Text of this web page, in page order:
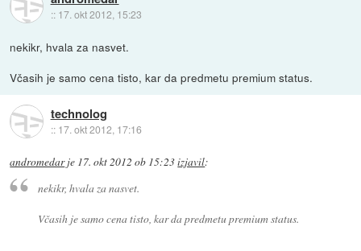
:: 17. okt 2012, 15:23
nekikr, hvala za nasvet.
Včasih je samo cena tisto, kar da predmetu premium status.
technolog
:: 17. okt 2012, 17:16
andromedarje 17. okt 2012 ob 15:23izjavil:
nekikr, hvala za nasvet.
Včasih je samo cena tisto, kar da predmetu premium status.